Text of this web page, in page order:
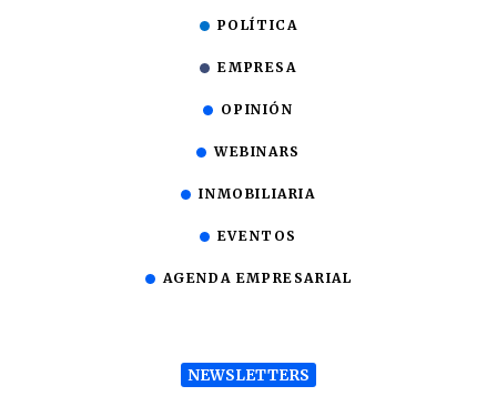
POLÍTICA
EMPRESA
OPINIÓN
WEBINARS
INMOBILIARIA
EVENTOS
AGENDA EMPRESARIAL
NEWSLETTERS